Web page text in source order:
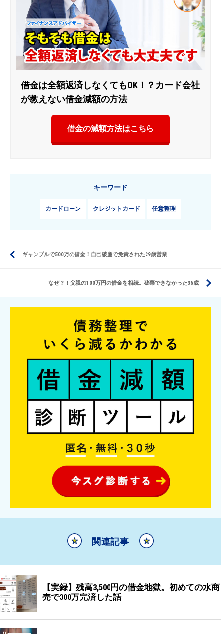
借金は全額返済しなくてもOK！？カード会社
が教えない借金減額の方法
借金の減額方法はこちら
キーワード
カードローン クレジットカード 任意整理
ギャンブルで500万の借金！自己破産で免責された29歳営業
なぜ？！父親の100万円の借金を相続。破棄できなかった36歳
関連記事
【実録】残高3,500円の借金地獄。初めての水商
売で300万完済した話